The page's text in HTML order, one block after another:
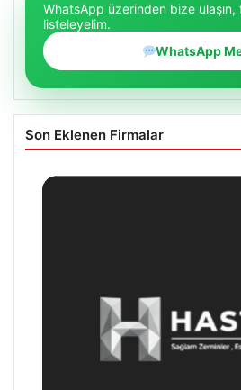
WhatsApp üzerinden bize ulaşın,
listeleyelim.
WhatsApp
Son Eklenen Firmalar